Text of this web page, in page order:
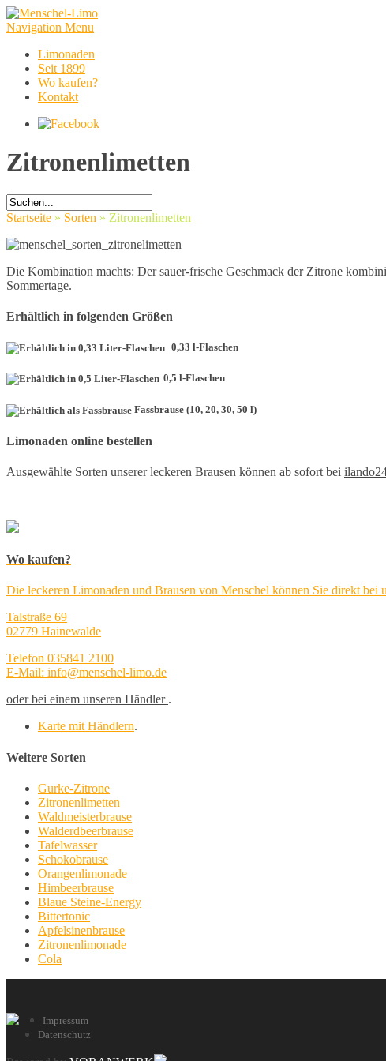
Navigation Menu
Limonaden
Seit 1899
Wo kaufen?
Kontakt
Zitronenlimetten
Startseite » Sorten » Zitronenlimetten
Die Kombination machts: Der sauer-frische Geschmack der Zitrone
Sommertage.
Erhältlich in folgenden Größen
0,33 l-Flaschen
0,5 l-Flaschen
Fassbrause (10, 20, 30, 50 l)
Limonaden online bestellen
Ausgewählte Sorten unserer leckeren Brausen können ab sofort bei
Wo kaufen?
Die leckeren Limonaden und Brausen von Menschel können Sie direkt bei
Talstraße 69
02779 Hainewalde
Telefon 035841 2100
E-Mail: info@menschel-limo.de
oder bei einem unseren Händler .
Karte mit Händlern.
Weitere Sorten
Gurke-Zitrone
Zitronenlimetten
Waldmeisterbrause
Walderdbeerbrause
Tafelwasser
Schokobrause
Orangenlimonade
Himbeerbrause
Blaue Steine-Energy
Bittertonic
Apfelsinenbrause
Zitronenlimonade
Cola
Impressum
Datenschutz